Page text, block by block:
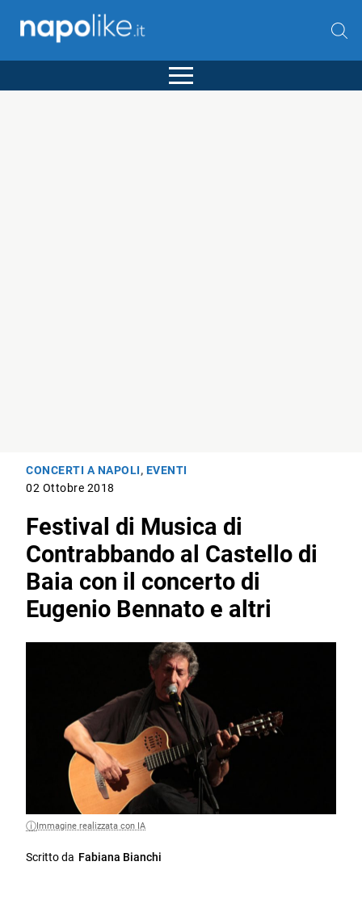
CONCERTI A NAPOLI, EVENTI
02 Ottobre 2018
Festival di Musica di
Contrabbando al Castello di
Baia con il concerto di
Eugenio Bennato e altri
Immagine realizzata con IA
Scritto da Fabiana Bianchi